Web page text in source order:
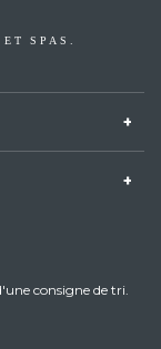
SPAS.
consigne de tri.